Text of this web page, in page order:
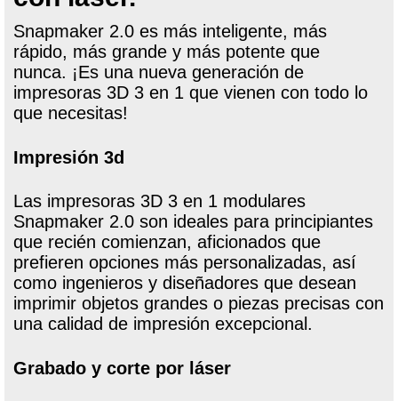
Snapmaker 2.0 es más inteligente, más
rápido, más grande y más potente que
nunca. ¡Es una nueva generación de
impresoras 3D 3 en 1 que vienen con todo lo
que necesitas!
Impresión 3d
Las impresoras 3D 3 en 1 modulares
Snapmaker 2.0 son ideales para principiantes
que recién comienzan, aficionados que
prefieren opciones más personalizadas, así
como ingenieros y diseñadores que desean
imprimir objetos grandes o piezas precisas con
una calidad de impresión excepcional.
Grabado y corte por láser